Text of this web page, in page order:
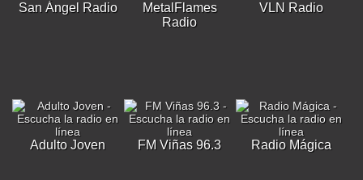
San Ángel Radio
MetalFlames
Radio
VLN Radio
Adulto Joven FM Viñas 96.3 Radio Mágica